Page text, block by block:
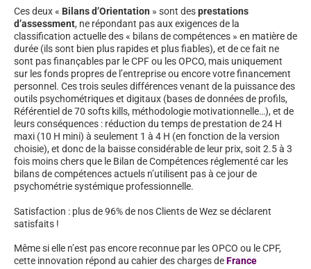
Ces deux « Bilans d’Orientation » sont desprestations
d’assessment, ne répondant pas aux exigences de la
classification actuelle des « bilans de compétences » en matière de
durée (ils sont bien plus rapides et plus fiables), et de ce fait ne
sont pas finançables par le CPF ou les OPCO, mais uniquement
sur les fonds propres de l’entreprise ou encore votre financement
personnel. Ces trois seules différences venant de la puissance des
outils psychométriques et digitaux (bases de données de profils,
Référentiel de 70 softs kills, méthodologie motivationnelle…), et de
leurs conséquences : réduction du temps de prestation de 24 H
maxi (10 H mini) à seulement 1 à 4 H (en fonction de la version
choisie), et donc de la baisse considérable de leur prix, soit 2.5 à 3
fois moins chers que le Bilan de Compétences réglementé car les
bilans de compétences actuels n’utilisent pas à ce jour de
psychométrie systémique professionnelle.
Satisfaction : plus de 96% de nos Clients de Wez se déclarent
satisfaits !
Même si elle n’est pas encore reconnue par les OPCO ou le CPF,
cette innovation répond au cahier des charges deFrance